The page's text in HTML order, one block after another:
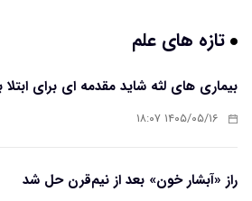
تازه های علم
بیماری های لثه شاید مقدمه ای برای ابتلا به
۱۴۰۵/۰۵/۱۶ ۱۸:۰۷
راز «آبشار خون» بعد از نیم‌قرن حل شد